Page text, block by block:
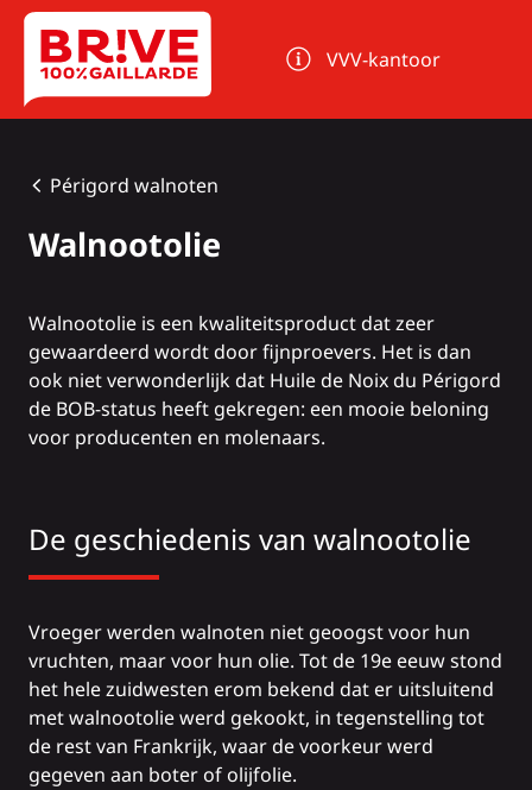
Cookies beheer paneel
VVV-kantoor
Périgord walnoten
Walnootolie
Walnootolie is een kwaliteitsproduct dat zeer
gewaardeerd wordt door fijnproevers. Het is dan
ook niet verwonderlijk dat Huile de Noix du Périgord
de BOB-status heeft gekregen: een mooie beloning
voor producenten en molenaars.
De geschiedenis van walnootolie
Vroeger werden walnoten niet geoogst voor hun
vruchten, maar voor hun olie. Tot de 19e eeuw stond
het hele zuidwesten erom bekend dat er uitsluitend
met walnootolie werd gekookt, in tegenstelling tot
de rest van Frankrijk, waar de voorkeur werd
gegeven aan boter of olijfolie.